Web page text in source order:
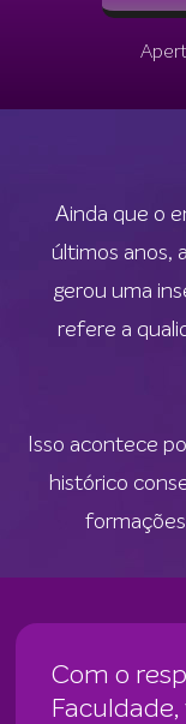
Ainda que o
últimos anos,
gerou uma
refere a
Isso acontece
histórico
Com o
Faculdade,